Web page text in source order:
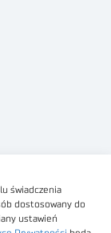
świadczenia
dostosowany do
ustawień